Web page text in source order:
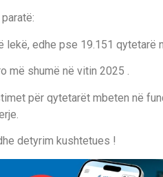
edhe pse 19.151 qytetarë
më shumë në vitin 2025 .
për qytetarët mbeten në
detyrim kushtetues !